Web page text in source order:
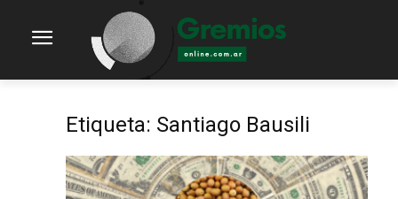
Etiqueta: Santiago Bausili